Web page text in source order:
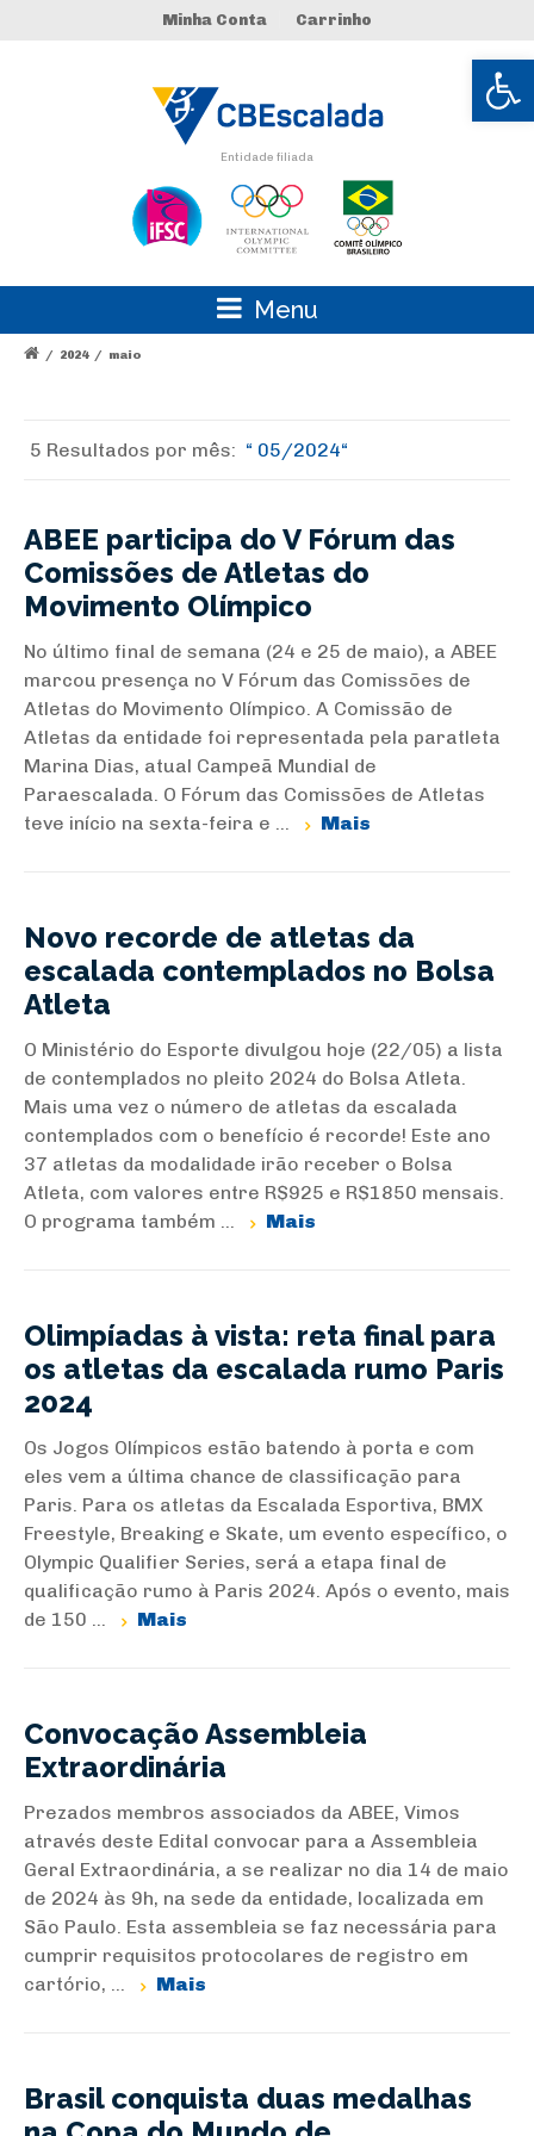
Abrir
Minha Conta Carrinho
Entidade filiada
Menu
/ 2024 / maio
5 Resultados por mês: 05/2024
ABEE participa do V Fórum das
Comissões de Atletas do
Movimento Olímpico
No último final de semana (24 e 25 de maio), a ABEE
marcou presença no V Fórum das Comissões de
Atletas do Movimento Olímpico. A Comissão de
Atletas da entidade foi representada pela paratleta
Marina Dias, atual Campeã Mundial de
Paraescalada. O Fórum das Comissões de Atletas
teve início na sexta-feira e ...
Mais
Novo recorde de atletas da
escalada contemplados no Bolsa
Atleta
O Ministério do Esporte divulgou hoje (22/05) a lista
de contemplados no pleito 2024 do Bolsa Atleta.
Mais uma vez o número de atletas da escalada
contemplados com o benefício é recorde! Este ano
37 atletas da modalidade irão receber o Bolsa
Atleta, com valores entre R$925 e R$1850 mensais.
O programa também ...
Mais
Olimpíadas à vista: reta final para
os atletas da escalada rumo Paris
2024
Os Jogos Olímpicos estão batendo à porta e com
eles vem a última chance de classificação para
Paris. Para os atletas da Escalada Esportiva, BMX
Freestyle, Breaking e Skate, um evento específico, o
Olympic Qualifier Series, será a etapa final de
qualificação rumo à Paris 2024. Após o evento, mais
de 150 ...
Mais
Convocação Assembleia
Extraordinária
Prezados membros associados da ABEE, Vimos
através deste Edital convocar para a Assembleia
Geral Extraordinária, a se realizar no dia 14 de maio
de 2024 às 9h, na sede da entidade, localizada em
São Paulo. Esta assembleia se faz necessária para
cumprir requisitos protocolares de registro em
cartório, ...
Mais
Brasil conquista duas medalhas